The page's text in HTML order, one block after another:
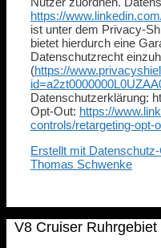
https://
ist unter dem Privacy-
bietet hierdurch eine
Datenschutzrecht
(https://
Datenschutzerklärung:
Opt-Out: https://
controls/retargeting-opt-
Erstellt mit
Thomas Schwenke
V8 Cruiser